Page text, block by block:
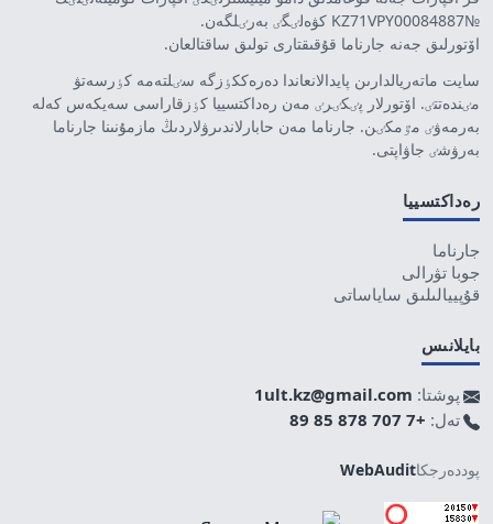
№KZ71VPY00084887 كۋەلٸگٸ بەرٸلگەن.
اۆتورلىق جەنە جارناما قۇقىقتارى تولىق ساقتالعان.
سايت ماتەريالدارىن پايدالانعاندا دەرەككٶزگە سٸلتەمە كٶرسەتۋ
مٸندەتتٸ. اۆتورلار پٸكٸرٸ مەن رەداكتسييا كٶزقاراسى سەيكەس كەلە
بەرمەۋٸ مٷمكٸن. جارناما مەن حابارلاندىرۋلاردىڭ مازمۇنىنا جارناما
بەرۋشٸ جاۋاپتى.
رەداكتسييا
جارناما
جوبا تۋرالى
قۇپييالىلىق ساياساتى
بايلانىس
پوشتا: 1ult.kz@gmail.com
تەل: +7 707 878 85 89
پوددەرجكاWebAudit